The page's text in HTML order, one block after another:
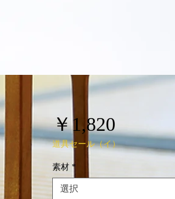
￥1,820価
格
道具セール（イ）
素材 *
選択